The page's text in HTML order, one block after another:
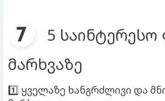
5
მარხვაზე
1️⃣ ყველაზე ხანგრძლივი და